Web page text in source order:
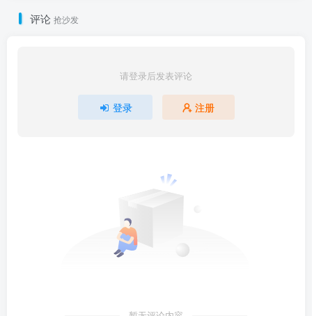
评论 抢沙发
请登录后发表评论
登录 注册